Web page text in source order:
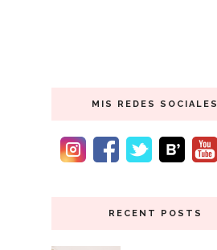
MIS REDES SOCIALES
RECENT POSTS